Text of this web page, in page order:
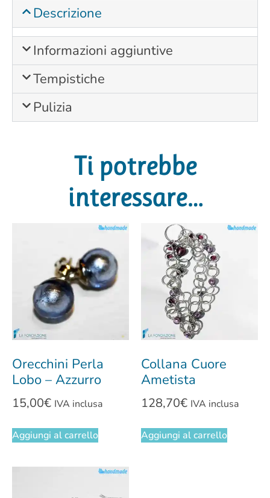
Descrizione
Informazioni aggiuntive
Tempistiche
Pulizia
Ti potrebbe
interessare…
Orecchini Perla
Lobo – Azzurro
15,00€ IVA inclusa
Aggiungi al carrello
Collana Cuore
Ametista
128,70€ IVA inclusa
Aggiungi al carrello